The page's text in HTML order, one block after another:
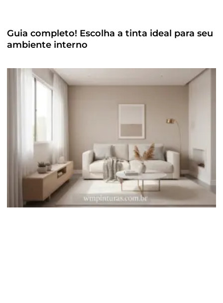
Guia completo! Escolha a tinta ideal para seu
ambiente interno